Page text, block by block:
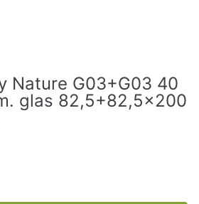
Nature G03+G03 40
glas 82,5+82,5x200